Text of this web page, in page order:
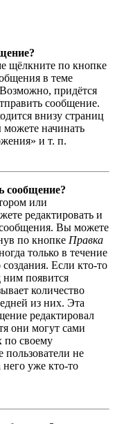
щёлкните по кнопке
в теме
придётся
сообщение.
внизу страниц
начинать
и т. п.
сообщение?
или
редактировать и
сообщения. Вы можете
по кнопке Правка
только в течение
Если кто-то
ним появится
количество
из них. Эта
редактировал
они могут сами
по своему
не
уже кто-то